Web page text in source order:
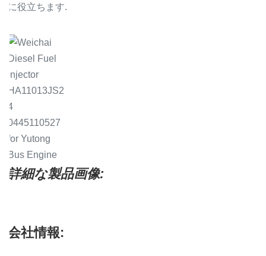
に役立ちます.
詳細な製品画像:
会社情報: